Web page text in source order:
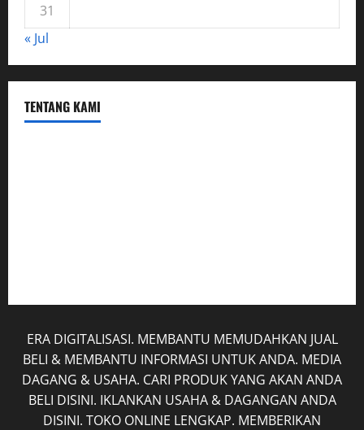
31
« Jul
TENTANG KAMI
ERA DIGITALISASI. MEMBANTU MEMUDAHKAN JUAL
BELI & MEMBANTU INFORMASI UNTUK ANDA. MEDIA
DAGANG & USAHA. CARI PRODUK YANG AKAN ANDA
BELI DISINI. IKLANKAN USAHA & DAGANGAN ANDA
DISINI. TOKO ONLINE LENGKAP. MEMBERIKAN